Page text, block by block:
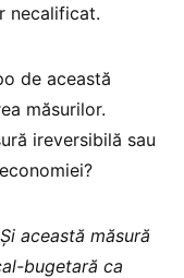
necalificat.
de această
măsurilor.
ireversibilă sau
Și această măsură
bugetară ca